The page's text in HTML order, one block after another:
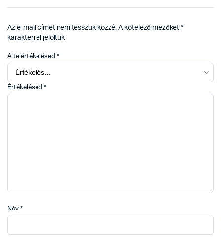
Az e-mail címet nem tesszük közzé. A kötelező mezőket*
karakterrel jelöltük
A te értékelésed *
Értékelésed *
Név *